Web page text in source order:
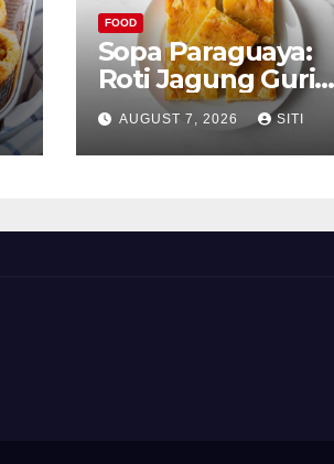
FOOD
Sopa Paraguaya:
Roti Jagung Gurih
Khas Paraguay
yang Unik
AUGUST 7, 2026 SITI